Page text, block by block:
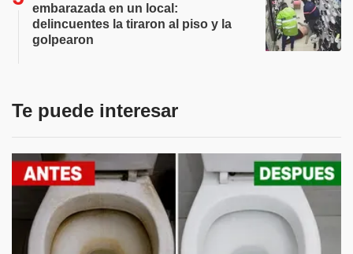
embarazada en un local:
delincuentes la tiraron al piso y la
golpearon
Te puede interesar